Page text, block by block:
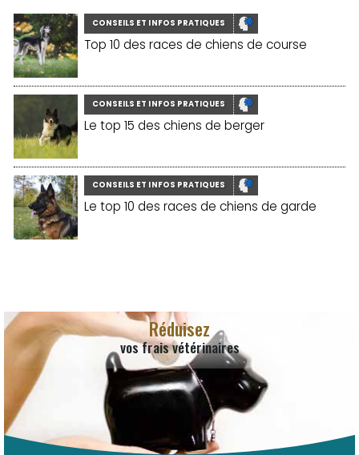
CONSEILS ET INFOS PRATIQUES
Top 10 des races de chiens de course
CONSEILS ET INFOS PRATIQUES
Le top 15 des chiens de berger
CONSEILS ET INFOS PRATIQUES
Le top 10 des races de chiens de garde
Réduisez
vos frais vétérinaires